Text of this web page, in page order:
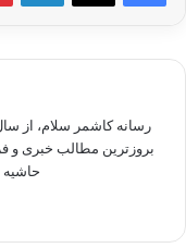
بروزترین مطالب خبری و
حاشیه